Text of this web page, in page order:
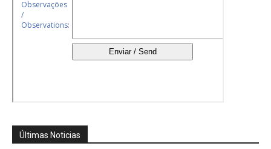
Últimas Noticias